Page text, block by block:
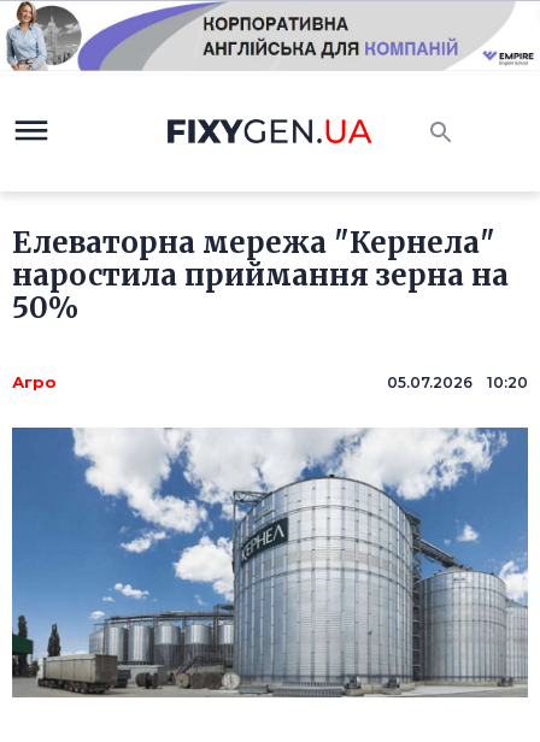
Елеваторна мережа "Кернела"
наростила приймання зерна на
50%
Агро 05.07.2026 10:20